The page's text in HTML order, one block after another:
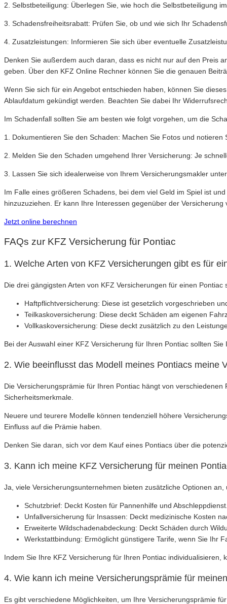
2. Selbstbeteiligung: Überlegen Sie, wie hoch die Selbstbeteiligung
3. Schadensfreiheitsrabatt: Prüfen Sie, ob und wie sich Ihr
4. Zusatzleistungen: Informieren Sie sich über eventuelle
Denken Sie außerdem auch daran, dass es nicht nur auf den Preis
geben. Über den KFZ Online Rechner können Sie die genauen
Wenn Sie sich für ein Angebot entschieden haben, können Sie
Ablaufdatum gekündigt werden. Beachten Sie dabei Ihr
Im Schadenfall sollten Sie am besten wie folgt vorgehen, um die
1. Dokumentieren Sie den Schaden: Machen Sie Fotos und
2. Melden Sie den Schaden umgehend Ihrer Versicherung: Je
3. Lassen Sie sich idealerweise von Ihrem Versicherungsmakler
Im Falle eines größeren Schadens, bei dem viel Geld im Spiel ist
hinzuzuziehen. Er kann Ihre Interessen gegenüber der
Jetzt online berechnen
FAQs zur KFZ Versicherung für Pontiac
1. Welche Arten von KFZ Versicherungen gibt es für
Die drei gängigsten Arten von KFZ Versicherungen für einen Pontiac
Haftpflichtversicherung: Diese ist gesetzlich vorgeschrieben
Teilkaskoversicherung: Diese deckt Schäden am eigenen
Vollkaskoversicherung: Diese deckt zusätzlich zu den
Bei der Auswahl einer KFZ Versicherung für Ihren Pontiac sollten
2. Wie beeinflusst das Modell meines Pontiacs meine
Die Versicherungsprämie für Ihren Pontiac hängt von
Sicherheitsmerkmale.
Neuere und teurere Modelle können tendenziell höhere
Einfluss auf die Prämie haben.
Denken Sie daran, sich vor dem Kauf eines Pontiacs über die
3. Kann ich meine KFZ Versicherung für meinen
Ja, viele Versicherungsunternehmen bieten zusätzliche Optionen
Schutzbrief: Deckt Kosten für Pannenhilfe und
Unfallversicherung für Insassen: Deckt medizinische Kosten
Erweiterte Wildschadenabdeckung: Deckt Schäden durch
Werkstattbindung: Ermöglicht günstigere Tarife, wenn Sie Ihr
Indem Sie Ihre KFZ Versicherung für Ihren Pontiac
4. Wie kann ich meine Versicherungsprämie für
Es gibt verschiedene Möglichkeiten, um Ihre Versicherungsprämie